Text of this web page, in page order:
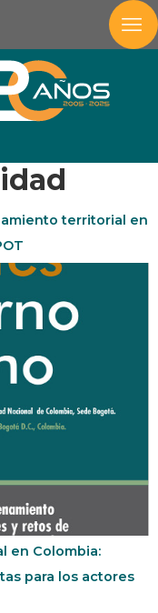
territorial en
en Colombia:
para los actores